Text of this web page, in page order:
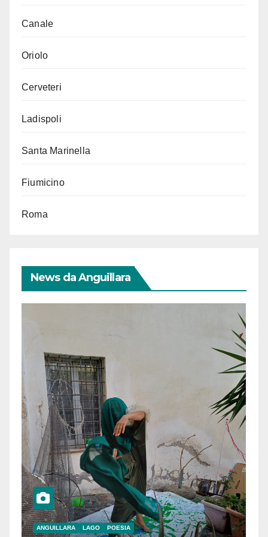
Canale
Oriolo
Cerveteri
Ladispoli
Santa Marinella
Fiumicino
Roma
News da Anguillara
ANGUILLARA LAGO POESIA